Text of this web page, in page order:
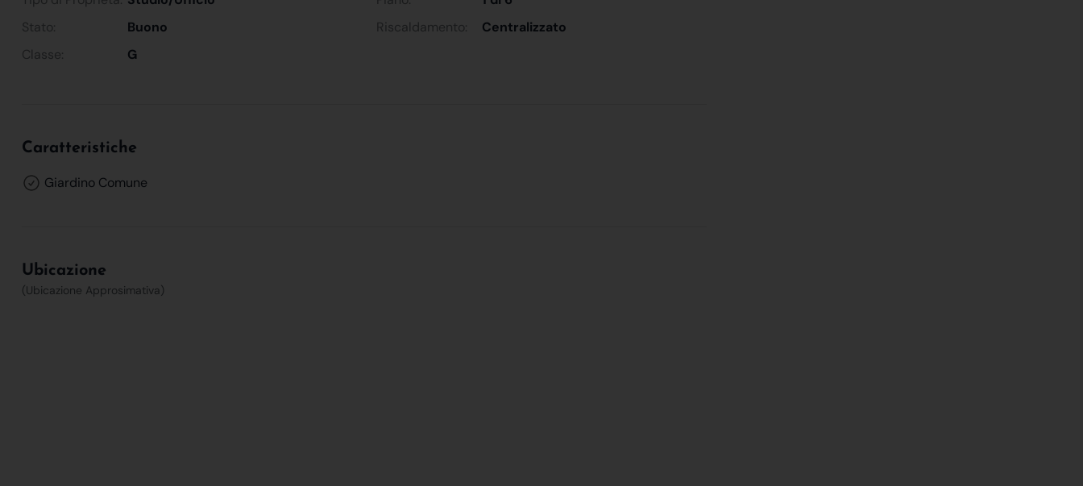
Stato:
Buono Riscaldamento:
Centralizzato
Classe:
G
Caratteristiche
Giardino Comune
Ubicazione
(Ubicazione Approsimativa)